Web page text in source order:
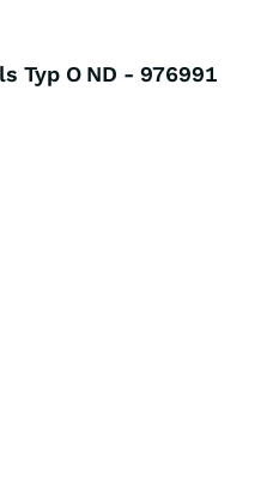
Typ O ND - 976991